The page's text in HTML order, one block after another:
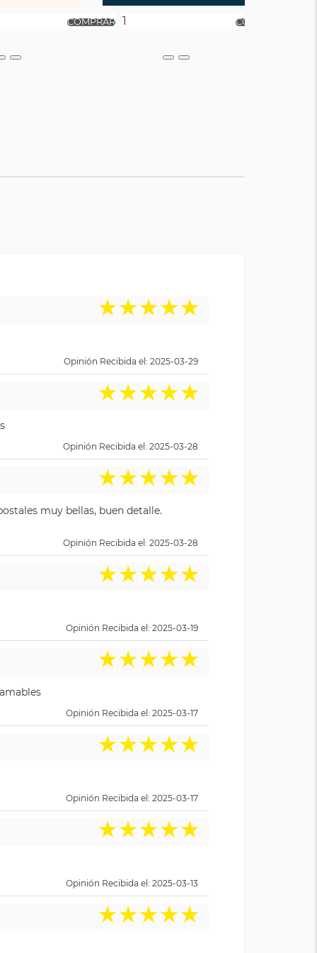
★★★★★
Opinión Recibida el: 2025-03-29
★★★★★
Opinión Recibida el: 2025-03-28
★★★★★
muy bellas, buen detalle.
Opinión Recibida el: 2025-03-28
★★★★★
Opinión Recibida el: 2025-03-19
★★★★★
Opinión Recibida el: 2025-03-17
★★★★★
Opinión Recibida el: 2025-03-17
★★★★★
Opinión Recibida el: 2025-03-13
★★★★★